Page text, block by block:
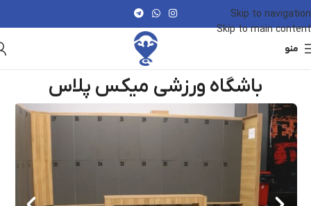
Skip to navigation
Skip to main content
منو
باشگاه ورزشی میکس پلاس